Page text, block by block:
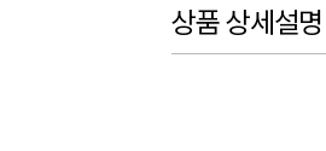
상품 상세설명